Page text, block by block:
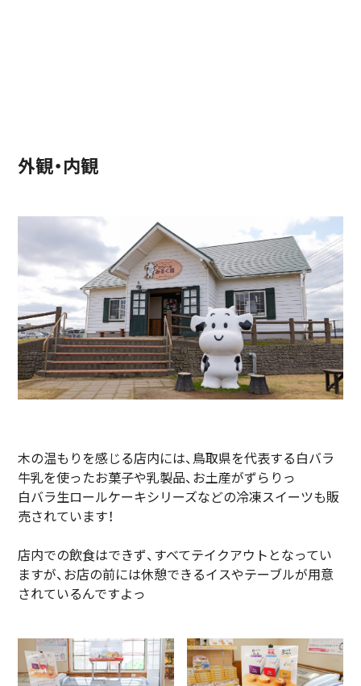
外観・内観
木の温もりを感じる店内には、鳥取県を代表する白バラ
牛乳を使ったお菓子や乳製品、お土産がずらりっ
白バラ生ロールケーキシリーズなどの冷凍スイーツも販
売されています！
店内での飲食はできず、すべてテイクアウトとなってい
ますが、お店の前には休憩できるイスやテーブルが用意
されているんですよっ